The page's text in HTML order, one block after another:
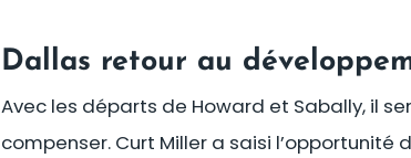
Dallas retour au
Avec les départs de Howard et Sabally, il
compenser. Curt Miller a saisi